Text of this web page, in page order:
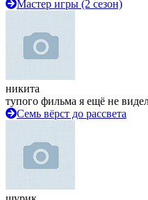
Мастер игры (2 сезон)
никита
тупого фильма я ещё не
Семь вёрст до рассвета